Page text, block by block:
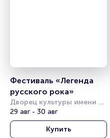
Фестиваль «Легенда
русского рока»
Дворец культуры имени
Горбунова
29 авг - 30 авг
Купить